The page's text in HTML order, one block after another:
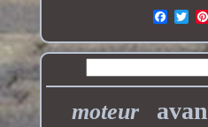
moteur